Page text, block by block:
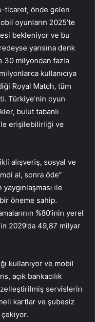
ticaret, önde gelen
oyunların 2025’te
bekleniyor ve bu
yarısına denk
30 milyondan fazla
kullanıcıya
Royal Match, tüm
Türkiye’nin oyun
bulut tabanlı
erişilebilirliği ve
alışveriş, sosyal ve
al, sonra öde”
ile
öneme sahip.
%80’inin yerel
2029’da 49,87 milyar
kullanıyor ve mobil
açık bankacılık
servislerin
kartlar ve şubesiz
çekiyor.